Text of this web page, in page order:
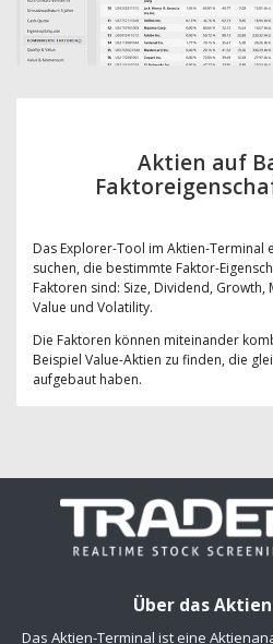
Aktien auf
Das Explorer-Tool im Aktien-Terminal
suchen, die bestimmte Faktor-
Faktoren sind: Size, Dividend, Growth,
Value und Volatility.
Die Faktoren können miteinander
Beispiel Value-Aktien zu finden, die
aufgebaut haben.
Über das
Das Aktien-Terminal ist eine